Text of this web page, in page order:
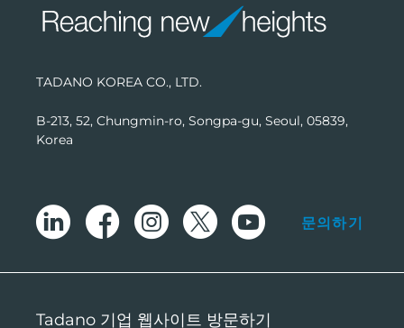
TADANO KOREA CO., LTD.
B-213, 52, Chungmin-ro, Songpa-gu, Seoul, 05839,
Korea
문의하기
Tadano 기업 웹사이트 방문하기